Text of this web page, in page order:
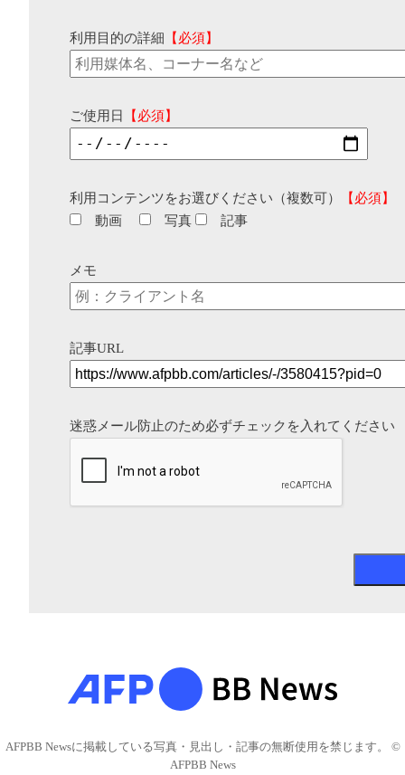
利用目的の詳細 【必須】
ご使用日 【必須】
利用コンテンツをお選びください（複数可）
【必須】
動画
写真 記事
メモ
記事URL
迷惑メール防止のため必ずチェックを入れてください
AFPBB Newsに掲載している写真・見出し・記事の無断使用を禁じます。 ©
AFPBB News